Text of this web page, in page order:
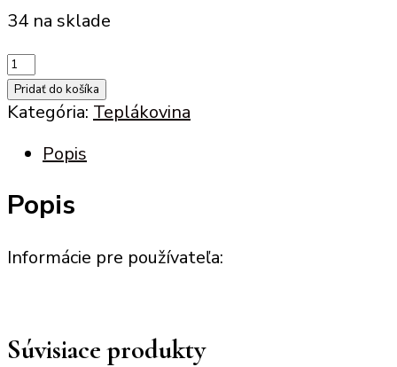
34 na sklade
množstvo
úplet
s
tzv.
(PE
bodliakovo
Pridať do košíka
Kategória: Teplákovina
Popis
Popis
Informácie pre používateľa:
Súvisiace produkty